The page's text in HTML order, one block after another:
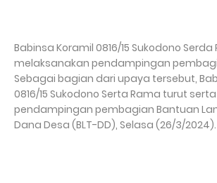
Babinsa Koramil 0816/15 Sukodono Serda
melaksanakan pendampingan
Sebagai bagian dari upaya tersebut,
0816/15 Sukodono Serta Rama turut
pendampingan pembagian Bantuan
Dana Desa (BLT-DD), Selasa (26/3/2024).